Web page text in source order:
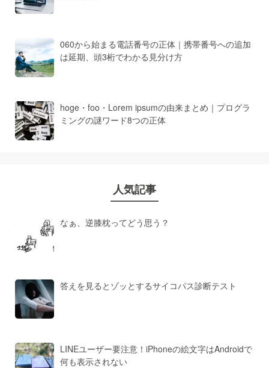
060から始まる電話番号の正体｜携帯番号への追加
は延期、頭3桁でわかる見分け方
hoge・foo・Lorem ipsumの由来まとめ｜プログラ
ミングの謎ワード8つの正体
人気記事
なぁ、逆膝枕ってどう思う？
答えを見るとゾッとするサイコパス診断テスト
LINEユーザー要注意！iPhoneの絵文字はAndroidで
何も表示されない